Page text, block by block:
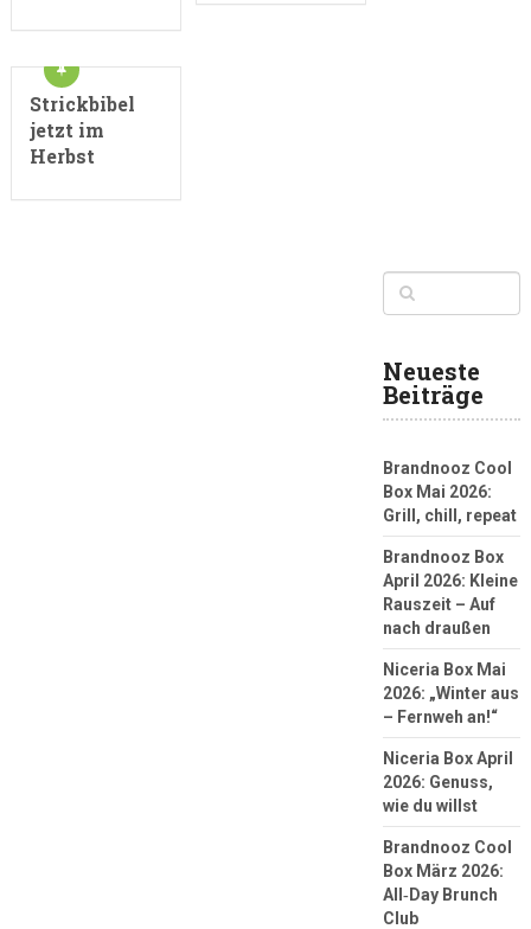
Strickbibel
jetzt im
Herbst
Neueste
Beiträge
Brandnooz Cool
Box Mai 2026:
Grill, chill, repeat
Brandnooz Box
April 2026: Kleine
Rauszeit – Auf
nach draußen
Niceria Box Mai
2026: „Winter aus
– Fernweh an!“
Niceria Box April
2026: Genuss,
wie du willst
Brandnooz Cool
Box März 2026:
All‑Day Brunch
Club